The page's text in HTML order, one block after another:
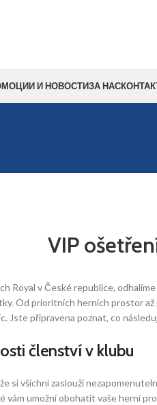
И НОВОСТИЗА НАС
VIP
Royal v České republice,
Od prioritních herních prostor
Jste připravena poznat, co
členství v klubu
si všichni zaslouží
vám umožní obohatit vaše herní